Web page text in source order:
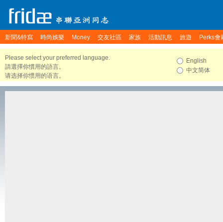
新聞&特寫 時尚娛樂 Money 交友社區 家族 活動訊息 旅遊 Perks會
Please select your preferred language.
請選擇你慣用的語言。
请选择你惯用的语言。
English
中文简体